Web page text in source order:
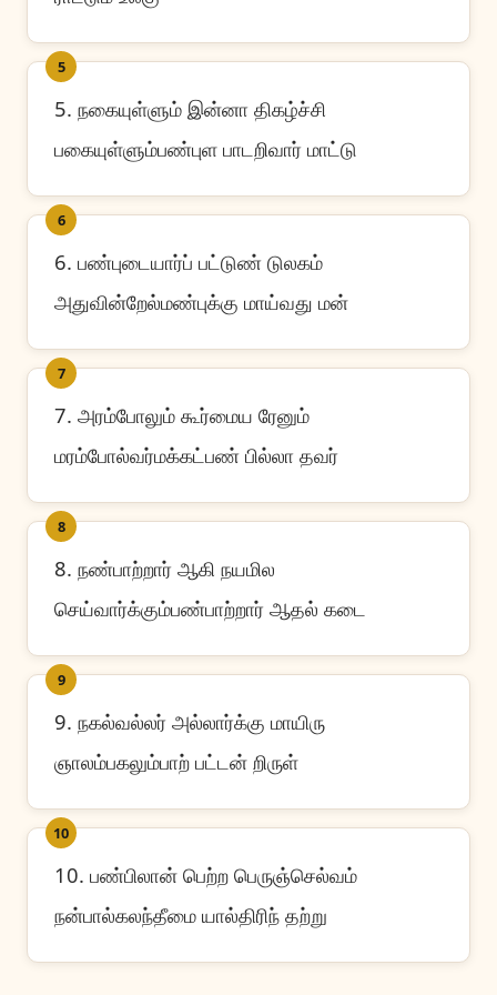
5
5. நகையுள்ளும் இன்னா திகழ்ச்சி
பகையுள்ளும்பண்புள பாடறிவார் மாட்டு
6
6. பண்புடையார்ப் பட்டுண் டுலகம்
அதுவின்றேல்மண்புக்கு மாய்வது மன்
7
7. அரம்போலும் கூர்மைய ரேனும்
மரம்போல்வர்மக்கட்பண் பில்லா தவர்
8
8. நண்பாற்றார் ஆகி நயமில
செய்வார்க்கும்பண்பாற்றார் ஆதல் கடை
9
9. நகல்வல்லர் அல்லார்க்கு மாயிரு
ஞாலம்பகலும்பாற் பட்டன் றிருள்
10
10. பண்பிலான் பெற்ற பெருஞ்செல்வம்
நன்பால்கலந்தீமை யால்திரிந் தற்று